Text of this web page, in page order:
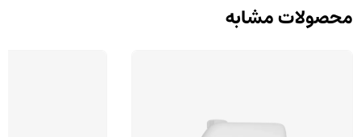
محصولات مشابه